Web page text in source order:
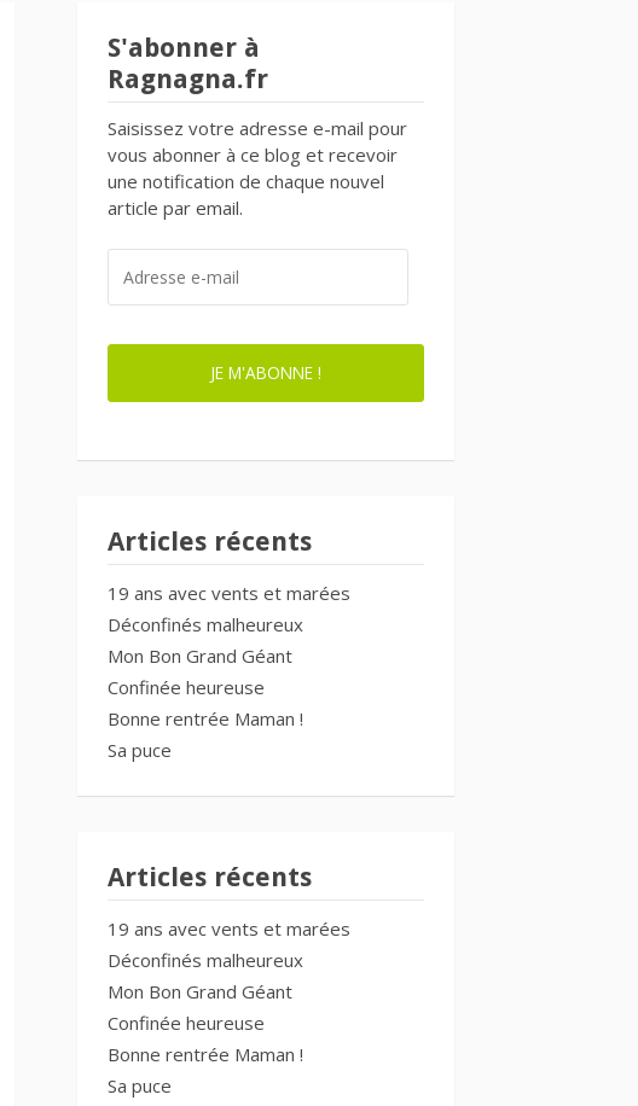
S'abonner à
Ragnagna.fr
Saisissez votre adresse e-mail pour
vous abonner à ce blog et recevoir
une notification de chaque nouvel
article par email.
MAIL
JE M'ABONNE !
Articles récents
19 ans avec vents et marées
Déconfinés malheureux
Mon Bon Grand Géant
Confinée heureuse
Bonne rentrée Maman !
Sa puce
Articles récents
19 ans avec vents et marées
Déconfinés malheureux
Mon Bon Grand Géant
Confinée heureuse
Bonne rentrée Maman !
Sa puce